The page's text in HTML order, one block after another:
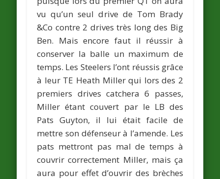
vu qu’un seul drive de Tom Brady
&Co contre 2 drives très long des Big
Ben. Mais encore faut il réussir à
conserver la balle un maximum de
temps. Les Steelers l’ont réussis grâce
à leur TE Heath Miller qui lors des 2
premiers drives catchera 6 passes,
Miller étant couvert par le LB des
Pats Guyton, il lui était facile de
mettre son défenseur à l’amende. Les
pats mettront pas mal de temps à
couvrir correctement Miller, mais ça
aura pour effet d’ouvrir des brèches